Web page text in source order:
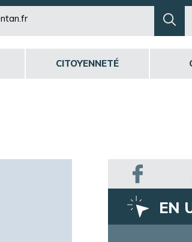
CITOYENNETÉ
EN